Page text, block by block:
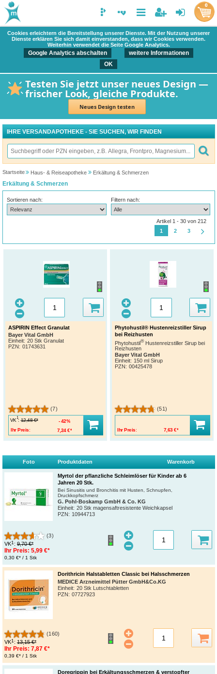
Cookies erleichtern die Bereitstellung unserer Dienste. Mit der Nutzung unserer
Dienste erklären Sie sich damit einverstanden, dass wir Cookies verwenden.
Weiterhin verwendet die Seite Google Analytics.
Google Analytics abschalten
weitere Informationen
OK
Testen Sie jetzt unser neues Design —
frischer Look, gleiche Produkte.
Neues Design testen
0
IHRE VERSANDAPOTHEKE - SIE SUCHEN, WIR FINDEN
Startseite Haus- & Reiseapotheke Erkältung & Schmerzen
Erkältung & Schmerzen
Sortieren nach: Filtern nach:
Artikel 1 - 30 von 212
1
2 3
ASPIRIN Effect Granulat
Bayer Vital GmbH
Einheit: 20 Stk Granulat
PZN : 01743631
(7)
VK
1
: 12,48 €*
Ihr Preis:
7,24 €*
42%
Phytohustil® Hustenreizstiller Sirup
bei Reizhusten
Phytohustil®Hustenreizstiller Sirup bei
Reizhusten
Bayer Vital GmbH
Einheit: 150 ml Sirup
PZN: 00425478
(51)
Ihr Preis: 7,63 €*
Foto Produktdaten Warenkorb
Myrtol der pflanzliche Schleimlöser für Kinder ab 6
Jahren 20 Stk.
Bei Sinusitis und Bronchitis mit Husten, Schnupfen,
Druckkopfschmerz
G. Pohl-Boskamp GmbH & Co. KG
Einheit: 20 Stk magensaftresistente Weichkapsel
PZN: 10944713
(3)
VK1 : 9,70 €*
Ihr Preis: 5,99 €*
0,30 €* / 1 Stk
Dorithricin Halstabletten Classic bei Halsschmerzen
MEDICE Arzneimittel Pütter GmbH&Co.KG
Einheit: 20 Stk Lutschtabletten
PZN: 07727923
(160)
VK1 : 13,15 €*
Ihr Preis: 7,87 €*
0,39 €* / 1 Stk
Doregrippin bei Erkältungsschmerzen & verstopfter